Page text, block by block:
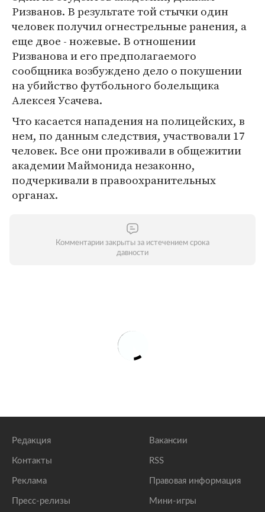
Ризванов. В результате той стычки один
человек получил огнестрельные ранения, а
еще двое - ножевые. В отношении
Ризванова и его предполагаемого
сообщника возбуждено дело о покушении
на убийство футбольного болельщика
Алексея Усачева.
Что касается нападения на полицейских, в
нем, по данным следствия, участвовали 17
человек. Все они проживали в общежитии
академии Маймонида незаконно,
подчеркивали в правоохранительных
органах.
Комментарии закрыты за истечением срока
давности
Редакция
Контакты
Реклама
Пресс-релизы
Вакансии
RSS
Правовая информация
Мини-игры